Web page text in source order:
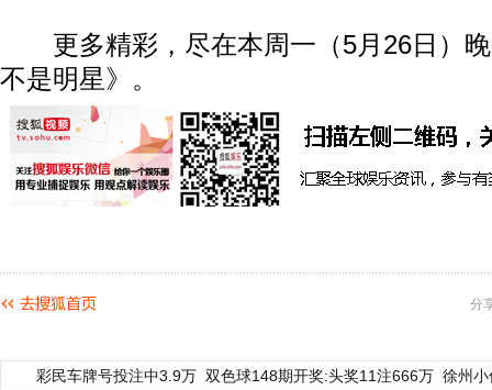
更多精彩，尽在本周一（5月26日）晚
不是明星》。
分
彩民车牌号投注中3.9万 双色球148期开奖:头奖11注666万 徐州